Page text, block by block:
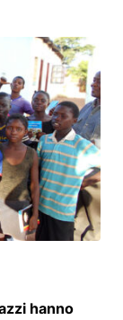
hanno